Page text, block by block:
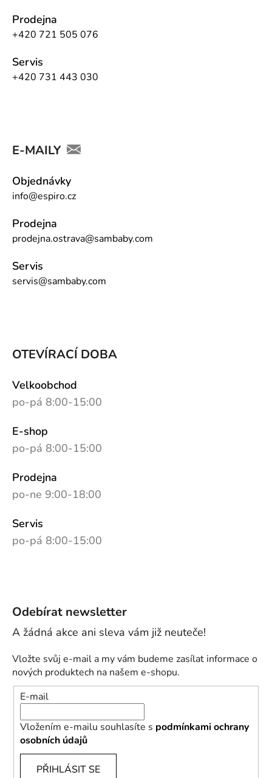
Prodejna
+420 721 505 076
Servis
+420 731 443 030
E-MAILY
Objednávky
info@espiro.cz
Prodejna
prodejna.ostrava@sambaby.com
Servis
servis@sambaby.com
OTEVÍRACÍ DOBA
Velkoobchod
po-pá 8:00-15:00
E-shop
po-pá 8:00-15:00
Prodejna
po-ne 9:00-18:00
Servis
po-pá 8:00-15:00
Odebírat newsletter
Vložte svůj e-mail a my vám budeme zasílat informace o
nových produktech na našem e-shopu.
E-mail
Vložením e-mailu souhlasíte s podmínkami ochrany
osobních údajů
PŘIHLÁSIT SE